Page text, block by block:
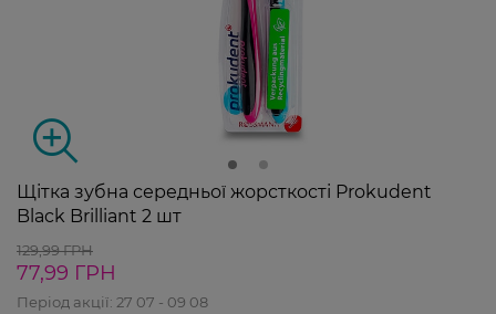
Щітка зубна середньої жорсткості Prokudent
Black Brilliant 2 шт
129,99 ГРН
77,99 ГРН
Період акції: 27 07 - 09 08